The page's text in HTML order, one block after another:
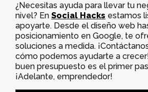
¿Necesitas ayuda para llevar tu
nivel? En Social Hacks estamos
apoyarte. Desde el diseño web
posicionamiento en Google, te
soluciones a medida.
cómo podemos ayudarte a
buen presupuesto es el primer
¡Adelante, emprendedor!